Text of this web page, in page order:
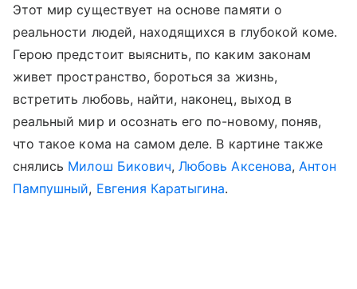
Этот мир существует на основе памяти о
реальности людей, находящихся в глубокой коме.
Герою предстоит выяснить, по каким законам
живет пространство, бороться за жизнь,
встретить любовь, найти, наконец, выход в
реальный мир и осознать его по-новому, поняв,
что такое кома на самом деле. В картине также
снялись Милош Бикович,Любовь Аксенова, Антон
Пампушный, Евгения Каратыгина.